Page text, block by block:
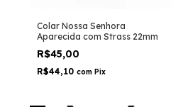
Colar Nossa Senhora
Aparecida com Strass 22mm
R$45,00
R$44,10 com Pix